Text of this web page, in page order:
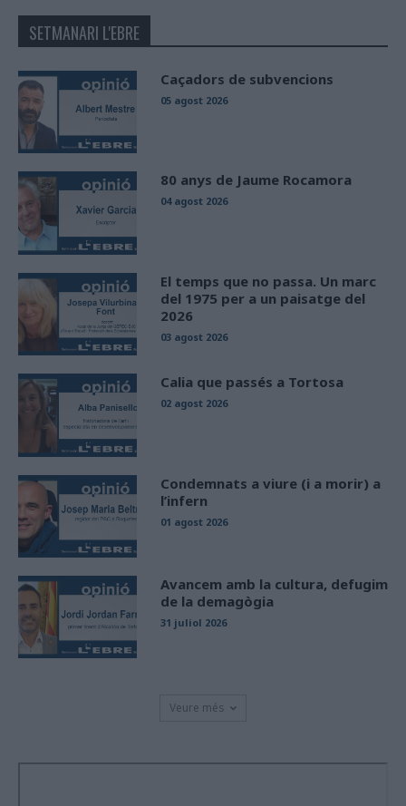
SETMANARI L'EBRE
Caçadors de subvencions
05 agost 2026
80 anys de Jaume Rocamora
04 agost 2026
El temps que no passa. Un marc
del 1975 per a un paisatge del
2026
03 agost 2026
Calia que passés a Tortosa
02 agost 2026
Condemnats a viure (i a morir) a
l’infern
01 agost 2026
Avancem amb la cultura, defugim
de la demagògia
31 juliol 2026
Veure més